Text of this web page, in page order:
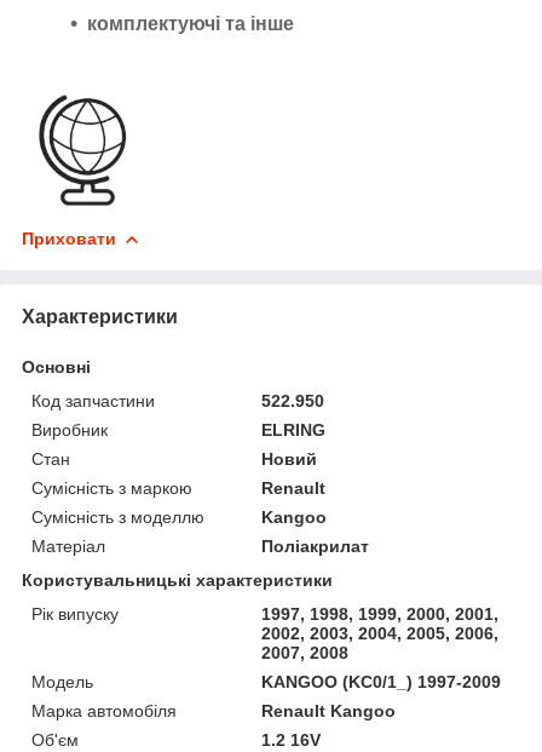
комплектуючі та інше
Приховати
Характеристики
Основні
Код запчастини
522.950
Виробник
ELRING
Стан
Новий
Сумісність з маркою
Renault
Сумісність з моделлю
Kangoo
Матеріал
Поліакрилат
Користувальницькі характеристики
Рік випуску
1997, 1998, 1999, 2000, 2001,
2002, 2003, 2004, 2005, 2006,
2007, 2008
Мoдель
KANGOO (KC0/1_) 1997-2009
Марка автомобіля
Renault Kangoo
Об'єм
1.2 16V